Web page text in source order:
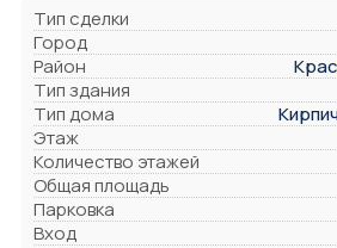
Тип сделки
Город
Район
Тип здания
Тип дома
Этаж
Количество этажей
Общая площадь
Парковка
Вход